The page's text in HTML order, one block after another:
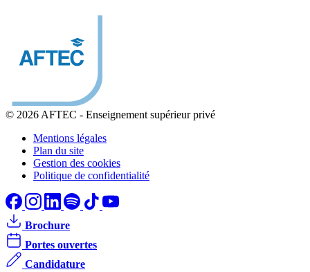
© 2026 AFTEC - Enseignement supérieur privé
Mentions légales
Plan du site
Gestion des cookies
Politique de confidentialité
Brochure
Portes ouvertes
Candidature